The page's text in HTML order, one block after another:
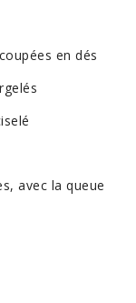
en dés
avec la queue